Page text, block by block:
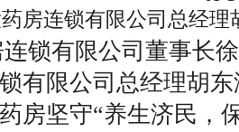
房连锁有限公司总经理
锁有限公司董事长
有限公司总经理胡
房坚守“养生济民，